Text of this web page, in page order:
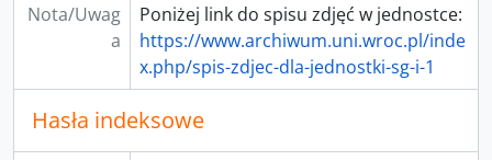
Nota/Uwag
a
Poniżej link do spisu zdjęć w jednostce:
https://www.archiwum.uni.wroc.pl/inde
x.php/spis-zdjec-dla-jednostki-sg-i-1
Hasła indeksowe